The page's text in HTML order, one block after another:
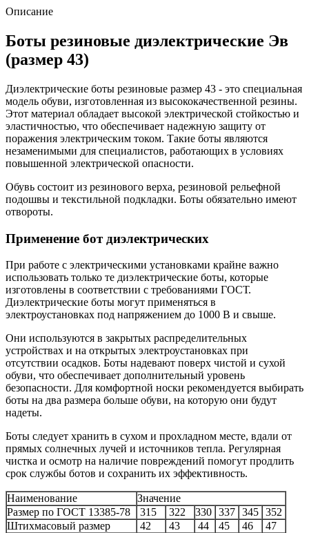
Описание
Боты резиновые диэлектрические Эв
(размер 43)
Диэлектрические боты резиновые размер 43 - это специальная
модель обуви, изготовленная из высококачественной резины.
Этот материал обладает высокой электрической стойкостью и
эластичностью, что обеспечивает надежную защиту от
поражения электрическим током. Такие боты являются
незаменимыми для специалистов, работающих в условиях
повышенной электрической опасности.
Обувь состоит из резинового верха, резиновой рельефной
подошвы и текстильной подкладки. Боты обязательно имеют
отвороты.
Применение бот диэлектрических
При работе с электрическими установками крайне важно
использовать только те диэлектрические боты, которые
изготовлены в соответствии с требованиями ГОСТ.
Диэлектрические боты могут применяться в
электроустановках под напряжением до 1000 В и свыше.
Они используются в закрытых распределительных
устройствах и на открытых электроустановках при
отсутствии осадков. Боты надевают поверх чистой и сухой
обуви, что обеспечивает дополнительный уровень
безопасности. Для комфортной носки рекомендуется выбирать
боты на два размера больше обуви, на которую они будут
надеты.
Боты следует хранить в сухом и прохладном месте, вдали от
прямых солнечных лучей и источников тепла. Регулярная
чистка и осмотр на наличие повреждений помогут продлить
срок службы ботов и сохранить их эффективность.
Наименование
Значение
Размер по ГОСТ 13385-78
315 322 330 337 345 352
Штихмасовый размер
42 43 44 45 46 47